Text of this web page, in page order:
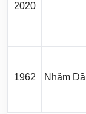
2020
1962 Nhâm